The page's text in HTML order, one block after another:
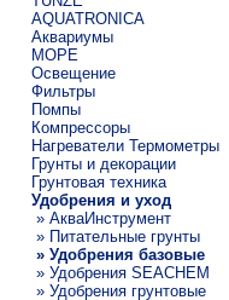
AQUATRONICA
Аквариумы
МОРЕ
Освещение
Фильтры
Помпы
Компрессоры
Нагреватели Термометры
Грунты и декорации
Грунтовая техника
Удобрения и уход
» АкваИнструмент
» Питательные грунты
» Удобрения базовые
» Удобрения SEACHEM
» Удобрения грунтовые